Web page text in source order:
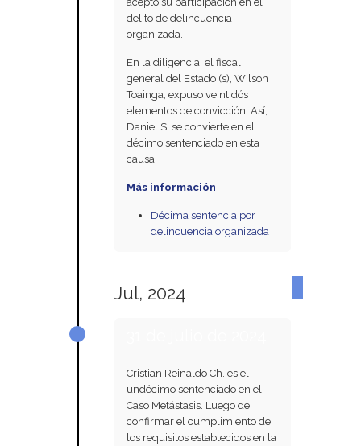
delito de delincuencia
organizada.
En la diligencia, el fiscal
general del Estado (s), Wilson
Toainga, expuso veintidós
elementos de convicción. Así,
Daniel S. se convierte en el
décimo sentenciado en esta
causa.
Más información
Décima sentencia por
delincuencia organizada
Jul, 2024
Cristian Reinaldo Ch. es el
undécimo sentenciado en el
Caso Metástasis. Luego de
confirmar el cumplimiento de
los requisitos establecidos en la